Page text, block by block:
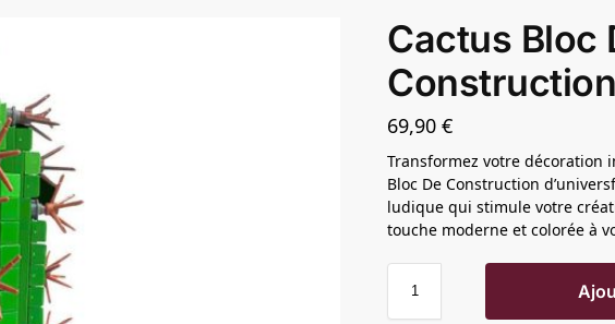
Cactus Bloc
Construction
69,90€
Transformez votre décoration
Bloc De Construction
ludique qui stimule votre
touche moderne et colorée à